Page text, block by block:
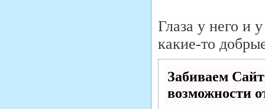
Глаза у него и
какие-то
Забиваем
возможности